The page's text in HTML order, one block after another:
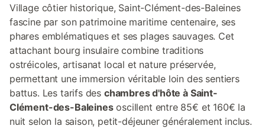
Village côtier historique, Saint-Clément-des-Baleines
fascine par son patrimoine maritime centenaire, ses
phares emblématiques et ses plages sauvages. Cet
attachant bourg insulaire combine traditions
ostréicoles, artisanat local et nature préservée,
permettant une immersion véritable loin des sentiers
battus. Les tarifs des chambres d'hôte à Saint-
Clément-des-Baleinesoscillent entre 85€ et 160€ la
nuit selon la saison, petit-déjeuner généralement inclus.